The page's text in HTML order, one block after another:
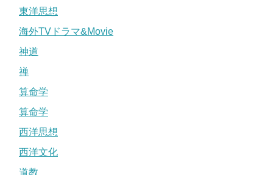
東洋思想
海外TVドラマ&Movie
神道
禅
算命学
算命学
西洋思想
西洋文化
道教